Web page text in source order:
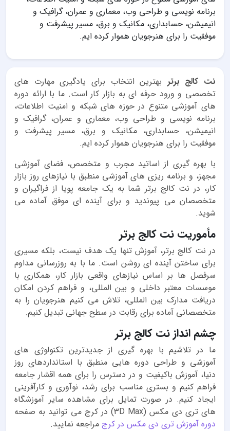
برنامه نویسی و طراحی وب، معماری و عمران، گرافیک و
انیمیشن، حسابداری، مکانیک و برق، مسیر پیشرفت و
موفقیت را برای هنرجویان هموار کرده ایم.
نت کالج برتر بهترین انتخاب برای یادگیری مهارت های
تخصصی و ورود حرفه ای به بازار کار است. ما با ارائه دوره
های آموزشی متنوع در حوزه های شبکه و امنیت اطلاعات،
برنامه نویسی و طراحی وب، معماری و عمران، گرافیک و
انیمیشن، حسابداری، مکانیک و برق، مسیر پیشرفت و
موفقیت را برای هنرجویان هموار کرده ایم.
با بهره گیری از اساتید مجرب و متخصص، فضای آموزشی
مجهز، و برنامه ریزی های آموزشی منطبق با نیازهای روز بازار
کار، در نت کالج برتر شما به یک جامعه پویا از فراگیران و
متخصصان می پیوندید و برای آینده ای موفق آماده می
شوید.
مأموریت نت کالج برتر
در نت کالج برتر، آموزش تنها یک هدف نیست، بلکه مسیری
برای ساختن آینده ای روشن است. ما با به روزرسانی مداوم
سرفصل ها بر اساس نیازهای واقعی بازار کار، همکاری با
موسسات معتبر داخلی و بین المللی، و فراهم کردن امکان
دریافت مدارک بین المللی، تلاش می کنیم هنرجویان را به
متخصصانی آماده برای رقابت در سطح جهانی تبدیل کنیم.
چشم انداز نت کالج برتر
ما در تلاشیم با بهره گیری از جدیدترین تکنولوژی های
آموزشی و طراحی دوره هایی منطبق با استانداردهای روز
دنیا، آموزش باکیفیت و در دسترس را برای همه اقشار جامعه
فراهم کنیم و بستری مناسب برای رشد، نوآوری و کارآفرینی
ایجاد کنیم. در صورت تمایل برای مشاهده سایر آموزشگاه
های تری دی مکس (3D Max) در کرج می توانید به صفحه
دوره آموزش تری دی مکس در کرج مراجعه نمایید.